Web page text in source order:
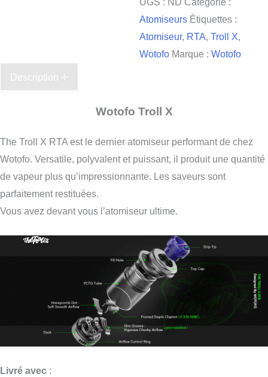
Atomiseurs Étiquettes :
Atomiseur, RTA, Troll X,
Wotofo Marque : Wotofo
Description
Wotofo Troll X
The Troll X RTA est le dernier atomiseur performant de chez
Wotofo. Versatile, polyvalent et puissant, il produit une quantité
de vapeur plus qu’impressionnante. Les saveurs sont
parfaitement restituées.
Vous avez devant vous l’atomiseur ultime.
Livré avec :